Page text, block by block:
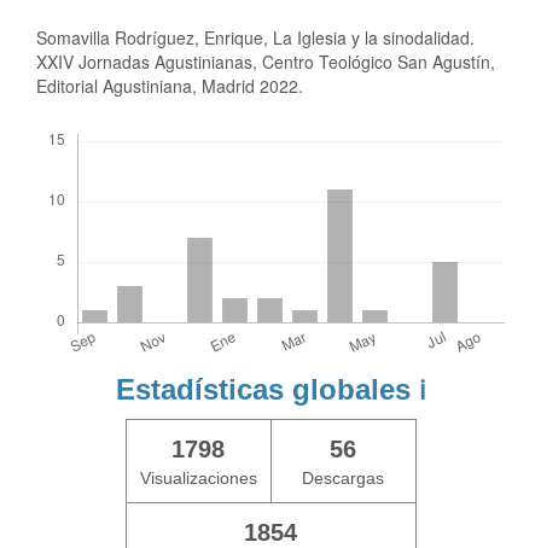
Somavilla Rodríguez, Enrique, La Iglesia y la sinodalidad.
XXIV Jornadas Agustinianas, Centro Teológico San Agustín,
Editorial Agustiniana, Madrid 2022.
Estadísticas globales ℹ️
1798
Visualizaciones
56
Descargas
1854